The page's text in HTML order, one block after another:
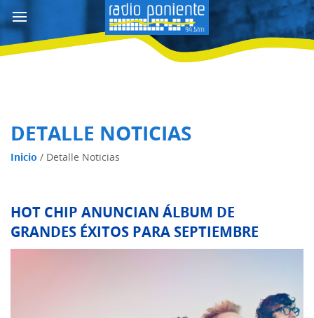
DETALLE NOTICIAS
Inicio / Detalle Noticias
HOT CHIP ANUNCIAN ÁLBUM DE
GRANDES ÉXITOS PARA SEPTIEMBRE